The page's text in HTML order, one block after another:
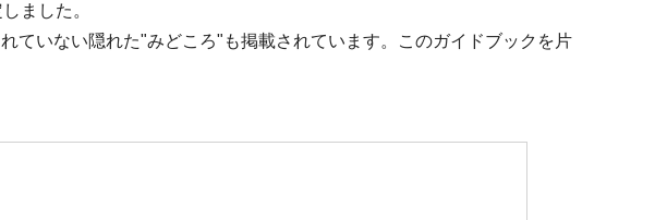
ました。
ていない隠れた"みどころ"も掲載されています。このガイドブックを片